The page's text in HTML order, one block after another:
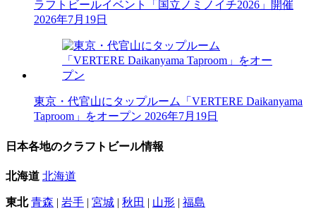
ラフトビールイベント「国立ノミノイチ2026」開催
2026年7月19日
東京・代官山にタップルーム「VERTERE Daikanyama
Taproom」をオープン 2026年7月19日
日本各地のクラフトビール情報
北海道 北海道
東北 青森 | 岩手 | 宮城 | 秋田 | 山形 | 福島